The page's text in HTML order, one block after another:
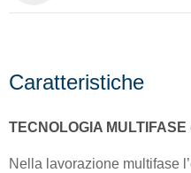
Caratteristiche
TECNOLOGIA MULTIFASE
Nella lavorazione multifase